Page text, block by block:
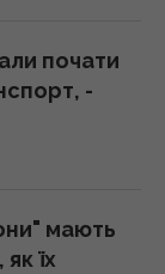
почати
-
мають
їх